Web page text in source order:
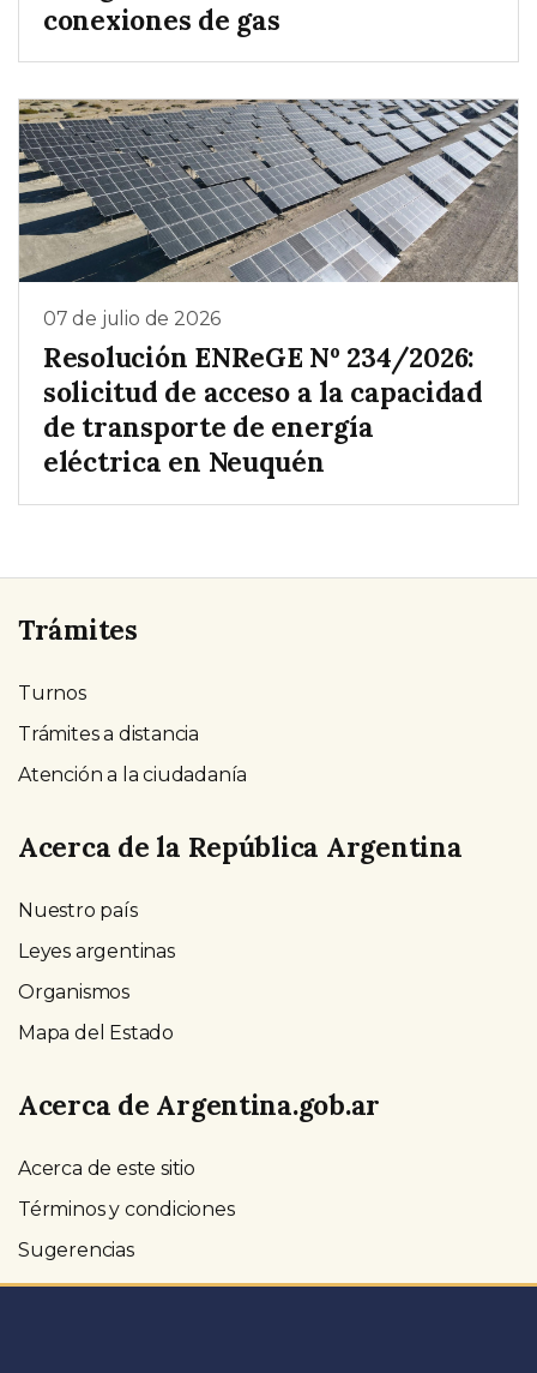
conexiones de gas
07 de julio de 2026
Resolución ENReGE Nº 234/2026:
solicitud de acceso a la capacidad
de transporte de energía
eléctrica en Neuquén
Trámites
Turnos
Trámites a distancia
Atención a la ciudadanía
Acerca de la República Argentina
Nuestro país
Leyes argentinas
Organismos
Mapa del Estado
Acerca de Argentina.gob.ar
Acerca de este sitio
Términos y condiciones
Sugerencias